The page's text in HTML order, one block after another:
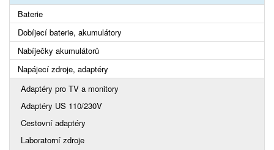
Baterie
Dobíjecí baterie, akumulátory
Nabíječky akumulátorů
Napájecí zdroje, adaptéry
Adaptéry pro TV a monitory
Adaptéry US 110/230V
Cestovní adaptéry
Laboratorní zdroje